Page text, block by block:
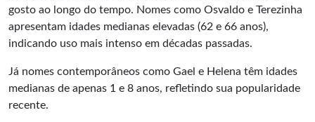
gosto ao longo do tempo. Nomes como Osvaldo e Terezinha
apresentam idades medianas elevadas (62 e 66 anos),
indicando uso mais intenso em décadas passadas.
Já nomes contemporâneos como Gael e Helena têm idades
medianas de apenas 1 e 8 anos, refletindo sua popularidade
recente.